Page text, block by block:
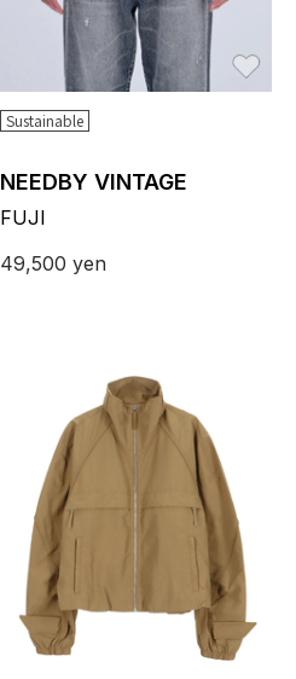
Sustainable
NEEDBY VINTAGE
FUJI
49,500 yen